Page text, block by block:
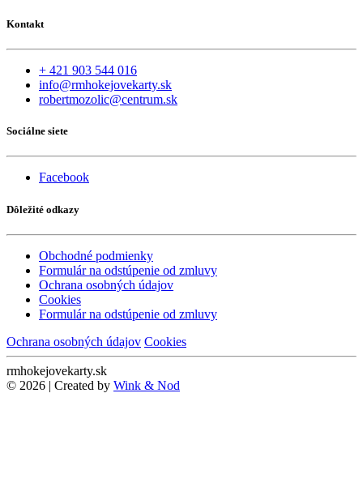
Kontakt
+ 421 903 544 016
info@rmhokejovekarty.sk
robertmozolic@centrum.sk
Sociálne siete
Facebook
Dôležité odkazy
Obchodné podmienky
Formulár na odstúpenie od zmluvy
Ochrana osobných údajov
Cookies
Formulár na odstúpenie od zmluvy
Ochrana osobných údajov Cookies
rmhokejovekarty.sk
© 2026 | Created by Wink & Nod